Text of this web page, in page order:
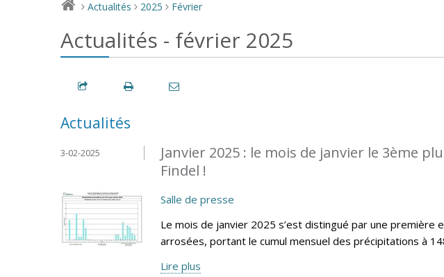
> Actualités > 2025 > Février
Actualités - février 2025
Actualités
Janvier 2025 : le mois de janvier le 3ème
Findel !
3-02-2025
Salle de presse
Le mois de janvier 2025 s’est distingué par une
arrosées, portant le cumul mensuel des précipitations à
Lire plus